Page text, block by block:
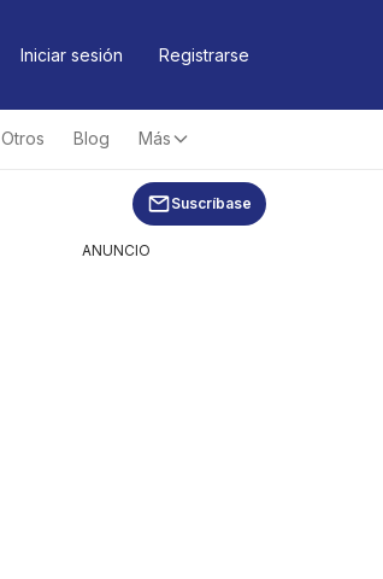
Iniciar sesión Registrarse
Otros Blog Más
Suscríbase
ANUNCIO